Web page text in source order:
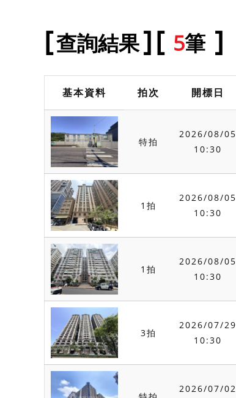
查詢結果 5筆
基本資料 拍次 開標日
特拍
2026/08/05
10:30
1拍
2026/08/05
10:30
1拍
2026/08/05
10:30
3拍
2026/07/29
10:30
2026/07/02